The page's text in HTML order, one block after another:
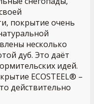
покрытие очень
несколько
дуб. Это даёт
идей.
ECOSTEEL® –
действительно